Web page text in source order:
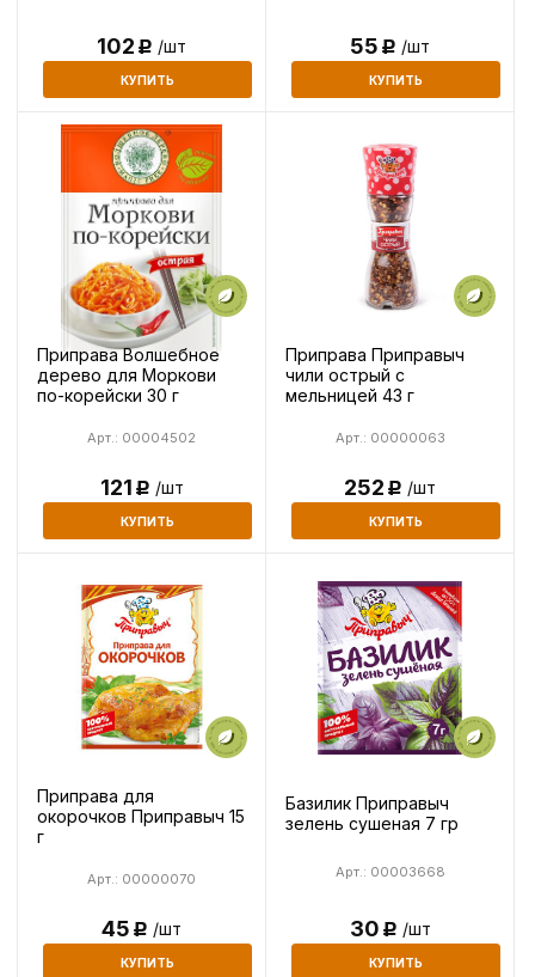
102Р /шт
КУПИТЬ
55Р /шт
КУПИТЬ
Приправа Волшебное
дерево для Моркови
по-корейски 30 г
Арт.: 00004502
121Р /шт
КУПИТЬ
Приправа Приправыч
чили острый с
мельницей 43 г
Арт.: 00000063
252Р /шт
КУПИТЬ
Приправа для
окорочков Приправыч 15
г
Арт.: 00000070
45Р /шт
КУПИТЬ
Базилик Приправыч
зелень сушеная 7 гр
Арт.: 00003668
30Р /шт
КУПИТЬ